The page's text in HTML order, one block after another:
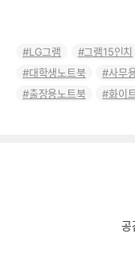
LG그램 그램15인치
대학생노트북
사무
출장용노트북
화이
공